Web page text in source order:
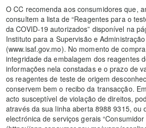
O CC recomenda aos consumidores que,
consultem a lista de “Reagentes para o
da COVID-19 autorizados” disponível na
Instituto para a Supervisão e
(www.isaf.gov.mo). No momento de
integridade da embalagem dos reagentes
informações nela constadas e o prazo de
os reagentes de teste de origem
conservem bem o recibo da transacção.
acto susceptível de violação de direitos,
através da sua linha aberta 8988 9315, ou
electrónica de serviços gerais “Consumidor